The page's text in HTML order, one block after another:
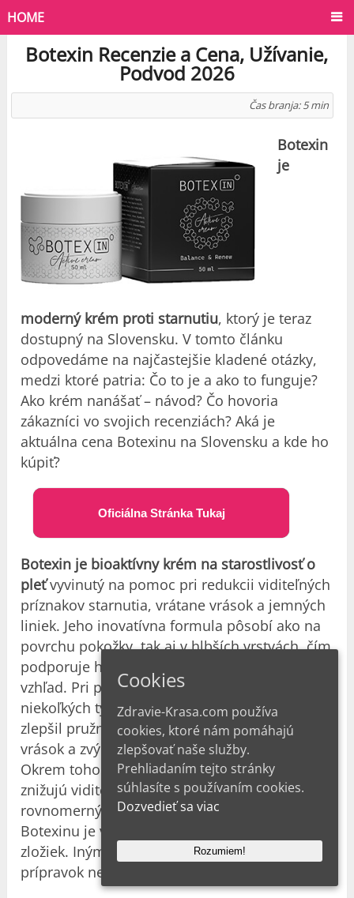
HOME
Botexin Recenzie a Cena, Užívanie,
Podvod 2026
Čas branja: 5 min
Botexin
je
moderný krém proti starnutiu, ktorý je teraz
dostupný na Slovensku. V tomto článku
odpovedáme na najčastejšie kladené otázky,
medzi ktoré patria: Čo to je a ako to funguje?
Ako krém nanášať – návod? Čo hovoria
zákazníci vo svojich recenziách? Aká je
aktuálna cena Botexinu na Slovensku a kde ho
kúpiť?
Oficiálna Stránka Tukaj
Botexin je bioaktívny krém na starostlivosť o
pleťvyvinutý na pomoc pri redukcii viditeľných
príznakov starnutia, vrátane vrások a jemných
liniek. Jeho inovatívna formula pôsobí ako na
povrchu pokožky, tak aj v hlbších vrstvách, čím
podporuje hladší, pevnejší a mladistvejší
vzhľad. Pri pravidelnom používaní počas
niekoľkých týždňov je krém navrhnutý tak, aby
zlepšil pružnosť pokožky, zmiernil výskyt
vrások a zvýraznil prirodzený lesk tváre a krku.
Okrem toho jeho rozjasňujúce vlastnosti
znižujú viditeľnosť tmavých škvŕn a zaisťujú
rovnomerný tón pleti. Patentované zloženie
Botexinu je vyrobené zo 100 % prírodných
zložiek. Inými slovami, tento bio-kozmetický
prípravok nemá žiadne kontraindikácie.
Cookies
Zdravie-Krasa.com používa
cookies, ktoré nám pomáhajú
zlepšovať naše služby.
Prehliadaním tejto stránky
súhlasíte s používaním cookies.
Dozvedieť sa viac
Rozumiem!